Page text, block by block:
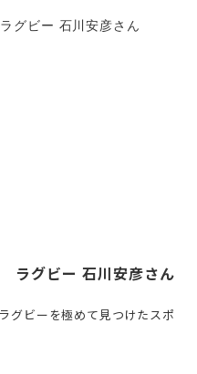
ラグビー 石川安彦さん
グビーを極めて見つけたスポ